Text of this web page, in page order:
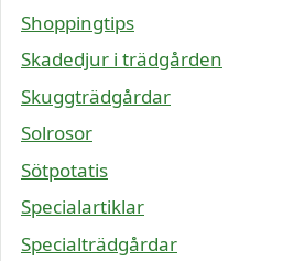
Shoppingtips
Skadedjur i trädgården
Skuggträdgårdar
Solrosor
Sötpotatis
Specialartiklar
Specialträdgårdar